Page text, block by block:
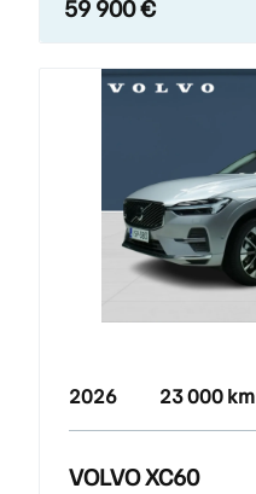
59 900 €
2026 23 000 km
VOLVO XC60